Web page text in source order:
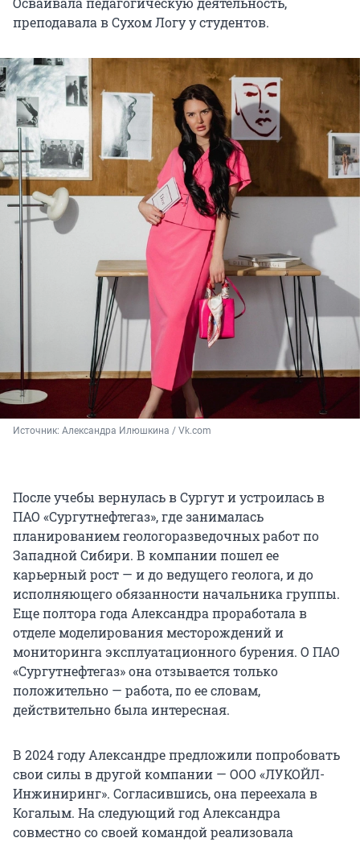
преподавала в Сухом Логу у студентов.
Источник: Александра Илюшкина / Vk.com
После учебы вернулась в Сургут и устроилась в
ПАО «Сургутнефтегаз», где занималась
планированием геологоразведочных работ по
Западной Сибири. В компании пошел ее
карьерный рост — и до ведущего геолога, и до
исполняющего обязанности начальника группы.
Еще полтора года Александра проработала в
отделе моделирования месторождений и
мониторинга эксплуатационного бурения. О ПАО
«Сургутнефтегаз» она отзывается только
положительно — работа, по ее словам,
действительно была интересная.
В 2024 году Александре предложили попробовать
свои силы в другой компании — ООО «ЛУКОЙЛ-
Инжиниринг». Согласившись, она переехала в
Когалым. На следующий год Александра
совместно со своей командой реализовала